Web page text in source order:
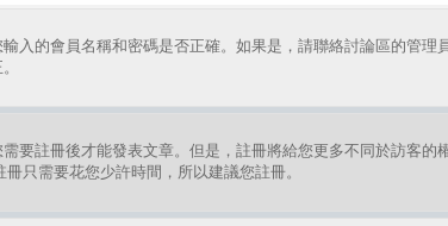
入的會員名稱和密碼是否正確。如果是，請聯絡討論區的管理
要註冊後才能發表文章。但是，註冊將給您更多不同於訪客的
只需要花您少許時間，所以建議您註冊。